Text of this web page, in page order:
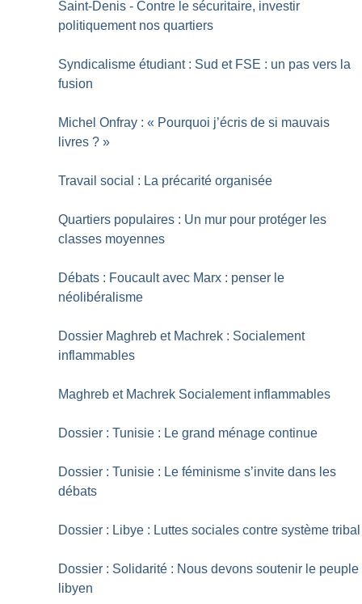
Saint-Denis - Contre le sécuritaire, investir
politiquement nos quartiers
Syndicalisme étudiant : Sud et FSE : un pas vers la
fusion
Michel Onfray : « Pourquoi j’écris de si mauvais
livres ? »
Travail social : La précarité organisée
Quartiers populaires : Un mur pour protéger les
classes moyennes
Débats : Foucault avec Marx : penser le
néolibéralisme
Dossier Maghreb et Machrek : Socialement
inflammables
Maghreb et Machrek Socialement inflammables
Dossier : Tunisie : Le grand ménage continue
Dossier : Tunisie : Le féminisme s’invite dans les
débats
Dossier : Libye : Luttes sociales contre système tribal
Dossier : Solidarité : Nous devons soutenir le peuple
libyen